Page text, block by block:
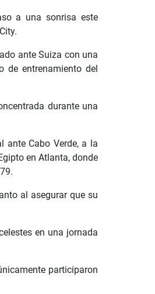
a una sonrisa este
ante Suiza con una
de entrenamiento del
durante una
ante Cabo Verde, a la
en Atlanta, donde
al asegurar que su
en una jornada
participaron